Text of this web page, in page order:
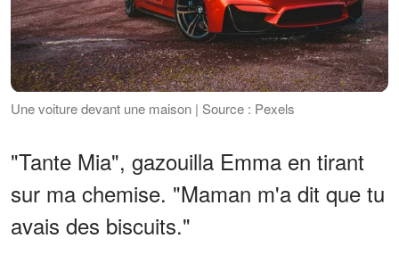
Une voiture devant une maison | Source : Pexels
"Tante Mia", gazouilla Emma en tirant
sur ma chemise. "Maman m'a dit que tu
avais des biscuits."